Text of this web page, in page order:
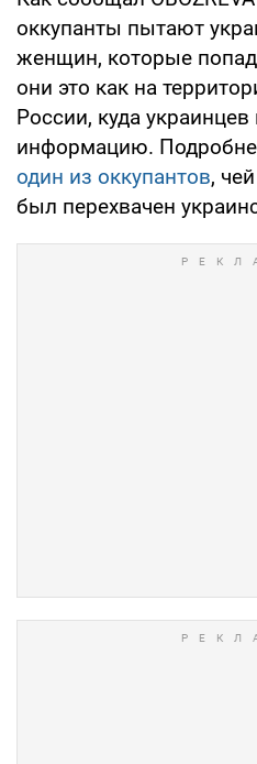
оккупанты пытают
женщин, которые
они это как на
России, куда
информацию.
один из оккупантов,
был перехвачен